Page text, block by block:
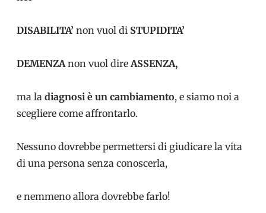
DISABILITA’ non vuol di STUPIDITA’
DEMENZAnon vuol direASSENZA,
ma la diagnosi è un cambiamento, e siamo noi a
scegliere come affrontarlo.
Nessuno dovrebbe permettersi di giudicare la vita
di una persona senza conoscerla,
e nemmeno allora dovrebbe farlo!